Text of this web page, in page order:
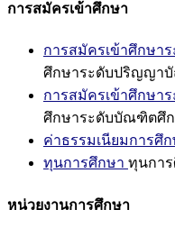
การสมัครเข้าศึกษา
การสมัครเข้าศึกษ
ศึกษาระดับปริญญา
การสมัครเข้าศึกษา
ศึกษาระดับบัณฑิตศึ
ค่าธรรมเนียมการศึก
ทุนการศึกษา ทุนกา
หน่วยงานการศึกษา